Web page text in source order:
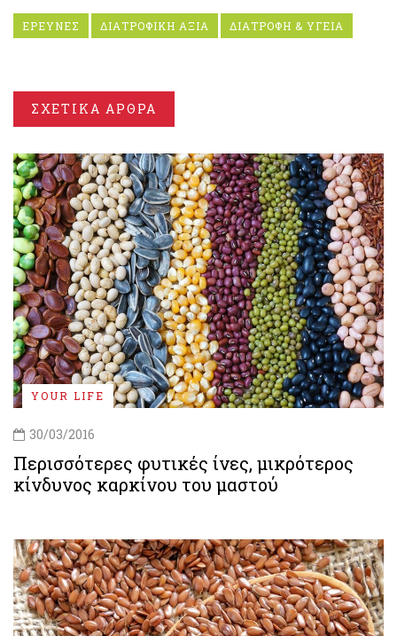
ΕΡΕΥΝΕΣ ΔΙΑΤΡΟΦΙΚΗ ΑΞΙΑ ΔΙΑΤΡΟΦΗ & ΥΓΕΙΑ
ΣΧΕΤΙΚΑ ΑΡΘΡΑ
YOUR LIFE
30/03/2016
Περισσότερες φυτικές ίνες, μικρότερος
κίνδυνος καρκίνου του μαστού